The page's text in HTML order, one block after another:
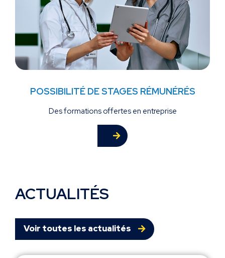
POSSIBILITÉ DE STAGES RÉMUNÉRÉS
Des formations offertes en entreprise
ACTUALITÉS
Voir toutes les actualités